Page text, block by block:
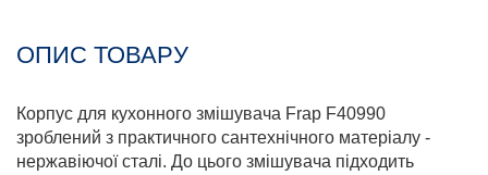
ОПИС ТОВАРУ
Корпус для кухонного змішувача Frap F40990
зроблений з практичного сантехнічного матеріалу -
нержавіючої сталі. До цього змішувача підходить